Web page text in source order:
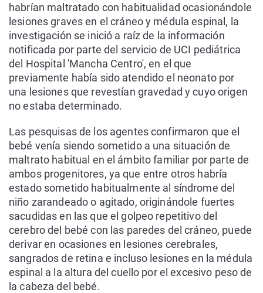
habrían maltratado con habitualidad ocasionándole
lesiones graves en el cráneo y médula espinal, la
investigación se inició a raíz de la información
notificada por parte del servicio de UCI pediátrica
del Hospital 'Mancha Centro', en el que
previamente había sido atendido el neonato por
una lesiones que revestían gravedad y cuyo origen
no estaba determinado.
Las pesquisas de los agentes confirmaron que el
bebé venía siendo sometido a una situación de
maltrato habitual en el ámbito familiar por parte de
ambos progenitores, ya que entre otros habría
estado sometido habitualmente al síndrome del
niño zarandeado o agitado, originándole fuertes
sacudidas en las que el golpeo repetitivo del
cerebro del bebé con las paredes del cráneo, puede
derivar en ocasiones en lesiones cerebrales,
sangrados de retina e incluso lesiones en la médula
espinal a la altura del cuello por el excesivo peso de
la cabeza del bebé.